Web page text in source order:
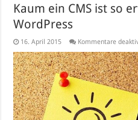
Kaum ein CMS ist so
WordPress
16. April 2015 Kommentare